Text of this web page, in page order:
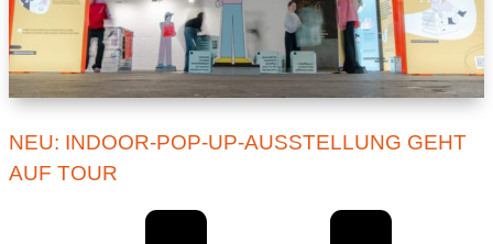
NEU: INDOOR-POP-UP-AUSSTELLUNG GEHT
AUF TOUR